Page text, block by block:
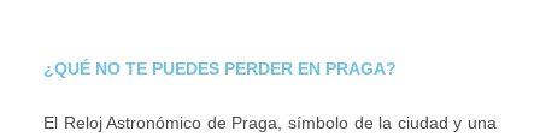
¿QUÉ NO TE PUEDES PERDER EN PRAGA?
El Reloj Astronómico de Praga, símbolo de la ciudad y una